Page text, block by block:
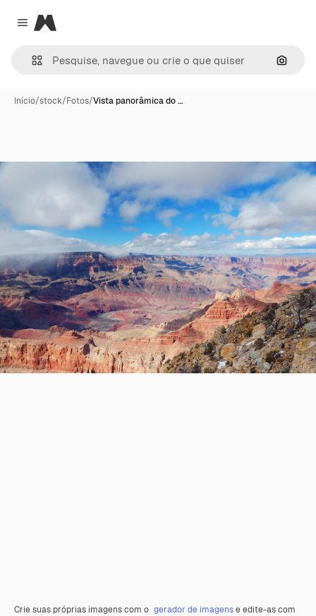
Close menu
Magnific
Início/stock/Fotos/Vista panorâmica do …
Crie suas próprias imagens com o gerador de imagense edite-as com